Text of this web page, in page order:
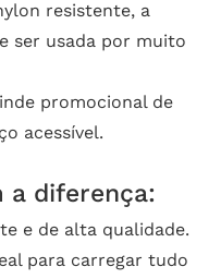
resistente, a
ser usada por muito
promocional de
acessível.
a diferença:
e de alta qualidade.
para carregar tudo